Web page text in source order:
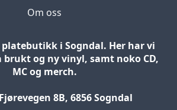
Om oss
i Sogndal. Her har vi
brukt og ny vinyl, samt noko CD,
MC og merch.
8B, 6856 Sogndal